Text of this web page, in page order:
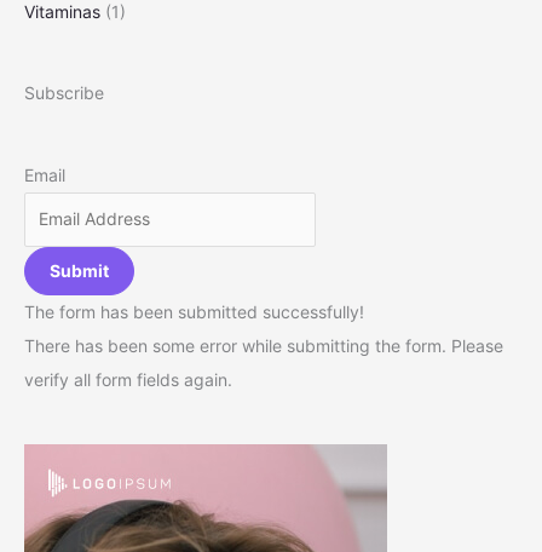
Vitaminas (1)
Subscribe
Email
Submit
The form has been submitted successfully!
There has been some error while submitting the form. Please
verify all form fields again.